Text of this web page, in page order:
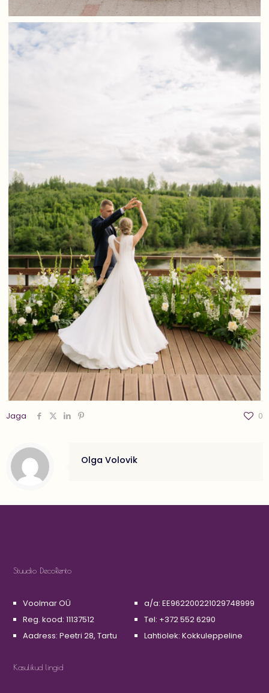
Jaga 0
Olga Volovik
Stuudio DecoRento
Voolmar OÜ
Reg. kood: 11137512
Aadress: Peetri 28, Tartu
a/a: EE962200221029748999
Tel: +372 552 6290
Lahtiolek: Kokkuleppeline
Kasulikud lingid